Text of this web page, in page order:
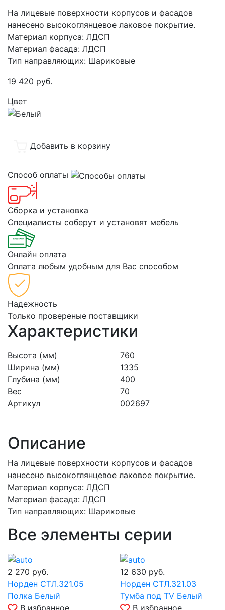
На лицевые поверхности корпусов и фасадов
нанесено высокоглянцевое лаковое покрытие.
Материал корпуса: ЛДСП
Материал фасада: ЛДСП
Тип направляющих: Шариковые
19 420 руб.
Цвет
Добавить в корзину
Способ оплаты
Сборка и установка
Специалисты соберут и установят мебель
Онлайн оплата
Оплата любым удобным для Вас способом
Надежность
Только провереные поставщики
Характеристики
Высота (мм)
760
Ширина (мм)
1335
Глубина (мм)
400
Вес
70
Артикул
002697
Описание
На лицевые поверхности корпусов и фасадов
нанесено высокоглянцевое лаковое покрытие.
Материал корпуса: ЛДСП
Материал фасада: ЛДСП
Тип направляющих: Шариковые
Все элементы серии
2 270 руб.
Норден СТЛ.321.05
Полка Белый
В избранное
12 630 руб.
Норден СТЛ.321.03
Тумба под TV Белый
В избранное